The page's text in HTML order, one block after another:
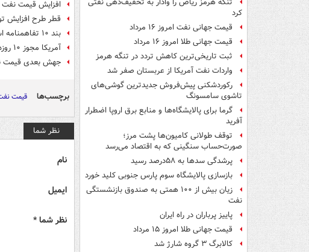
تنگه هرمز ریاض را وادار به تخفیف‌دهی نفتی
کرد
قیمت جهانی نفت امروز ۱۶ مرداد
قیمت جهانی طلا امروز ۱۶ مرداد
ثبت تاریخی‌ترین کاهش تردد در تنگه هرمز
واردات نفت آمریکا از عربستان صفر شد
رکوردشکنی پیش‌فروش جدیدترین گوشی‌های
تاشوی سامسونگ
گرما برای پالایشگاه‌ها و منابع برق اروپا اضطرار
آفرید
توقف طولانی کامیون‌ها پشت مرز؛
صورت‌حساب سنگینی که به اقتصاد می‌رسد
پرشدگی سدها به ۵۸درصد رسید
بازسازی پالایشگاه سوم پارس جنوبی کلید خورد
زیان بیش از ۱۰۰ همتی به صندوق‌ بازنشستگی
نفت
پاییز پرباران در راه ایران
قیمت جهانی طلا امروز ۱۵ مرداد
کالابرگ ۳ گروه شارژ شد
افزایش قیمت نفت
قطر طرح افزایش
بند ۱۰ تفاهمنامه اسلام‌آباد هم به طور کامل توسط آمریکا نقض شد
آمریکا مجوز ۱۰ روزه درباره معاملات نفت ایران صادر کرد
جهش بعدی قیمت
برچسب‌ها قیمت
نظر شما
نام
ایمیل
نظر شما *